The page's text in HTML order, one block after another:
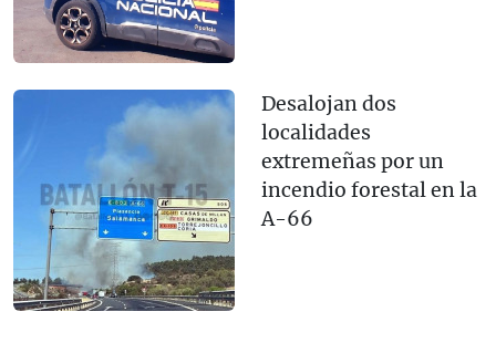
Desalojan dos
localidades
extremeñas por un
incendio forestal en la
A-66